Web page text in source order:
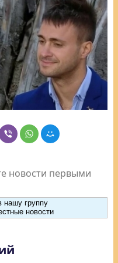
новости первыми
нашу группу
новости